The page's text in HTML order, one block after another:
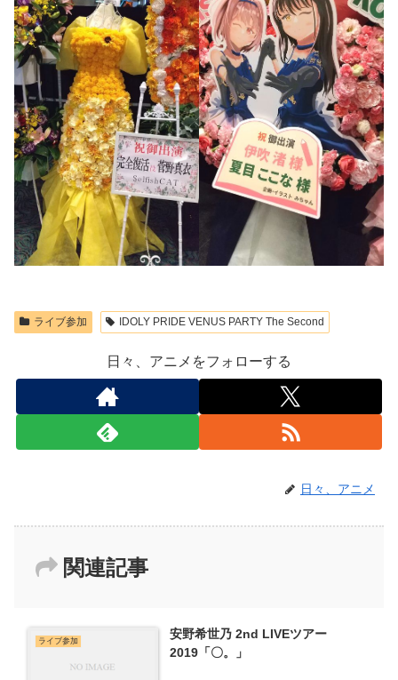
ライブ参加 IDOLY PRIDE VENUS PARTY The Second
日々、アニメをフォローする
日々、アニメ
関連記事
ライブ参加
安野希世乃 2nd LIVEツアー
2019「〇。」